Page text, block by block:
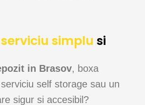
serviciu simplu si
in Brasov, boxa
self storage sau un
sigur si accesibil?